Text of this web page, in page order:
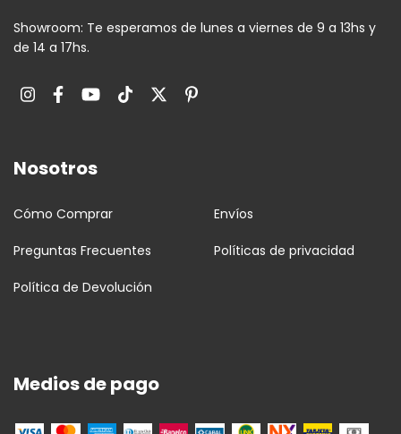
Showroom: Te esperamos de lunes a viernes de 9 a 13hs y
de 14 a 17hs.
Nosotros
Cómo Comprar Envíos
Preguntas Frecuentes Políticas de privacidad
Política de Devolución
Medios de pago